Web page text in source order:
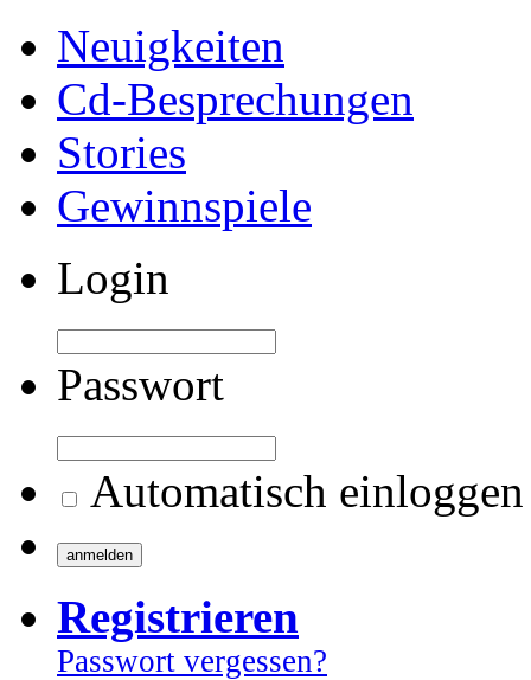
Neuigkeiten
Cd-Besprechungen
Stories
Gewinnspiele
Login
Passwort
Automatisch einloggen
Registrieren
Passwort vergessen?